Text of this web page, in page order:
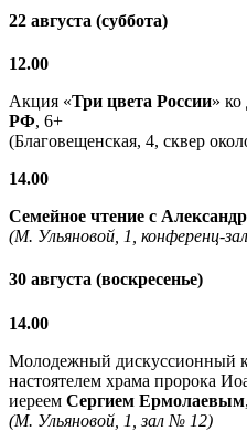
22 августа (суббота)
12.00
Акция «Три цвета России» ко
РФ, 6+
(Благовещенская, 4, сквер
14.00
Семейное чтение с
(М. Ульяновой, 1, конференц-
30 августа (воскресенье)
14.00
Молодежный дискуссионный
настоятелем храма пророка
иереем Сергием Ермолаевым
(М. Ульяновой, 1, зал № 12)